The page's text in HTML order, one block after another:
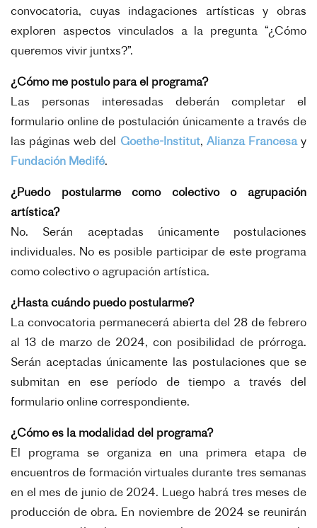
convocatoria, cuyas indagaciones artísticas y obras
exploren aspectos vinculados a la pregunta “¿Cómo
queremos vivir juntxs?”.
¿Cómo me postulo para el programa?
Las personas interesadas deberán completar el
formulario online de postulación únicamente a través de
las páginas web del Goethe-Institut, Alianza Francesay
Fundación Medifé.
¿Puedo postularme como colectivo o agrupación
artística?
No. Serán aceptadas únicamente postulaciones
individuales. No es posible participar de este programa
como colectivo o agrupación artística.
¿Hasta cuándo puedo postularme?
La convocatoria permanecerá abierta del 28 de febrero
al 13 de marzo de 2024, con posibilidad de prórroga.
Serán aceptadas únicamente las postulaciones que se
submitan en ese período de tiempo a través del
formulario online correspondiente.
¿Cómo es la modalidad del programa?
El programa se organiza en una primera etapa de
encuentros de formación virtuales durante tres semanas
en el mes de junio de 2024. Luego habrá tres meses de
producción de obra. En noviembre de 2024 se reunirán